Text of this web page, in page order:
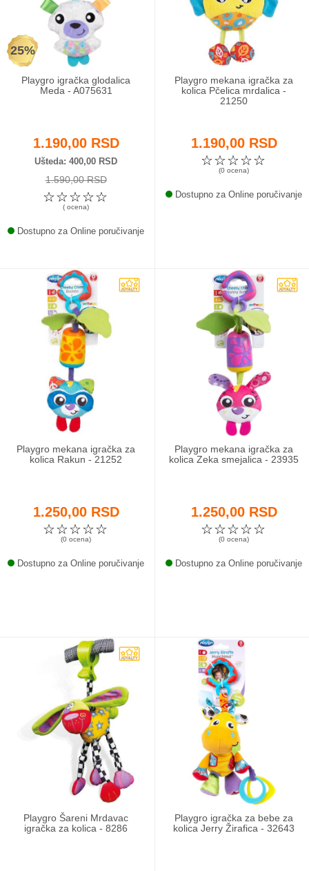
Odeća i obuća
Igračke za bebe i decu
AKCIJA
Call Centar
011 438 1 000
25%
Playgro igračka glodalica
Meda - A075631
1.190,00 RSD
Ušteda 400,00 RSD
1.590,00 RSD
☆
☆
☆
☆
☆
( ocena)
Dostupno za Online poručivanje
Playgro mekana igračka za
kolica Pčelica mrdalica -
21250
1.190,00 RSD
☆
☆
☆
☆
☆
(0 ocena)
Dostupno za Online poručivanje
Playgro mekana igračka za
kolica Rakun - 21252
1.250,00 RSD
☆
☆
☆
☆
☆
(0 ocena)
Dostupno za Online poručivanje
Playgro mekana igračka za
kolica Zeka smejalica - 23935
1.250,00 RSD
☆
☆
☆
☆
☆
(0 ocena)
Dostupno za Online poručivanje
Playgro Šareni Mrdavac
igračka za kolica - 8286
Playgro igračka za bebe za
kolica Jerry Žirafica - 32643